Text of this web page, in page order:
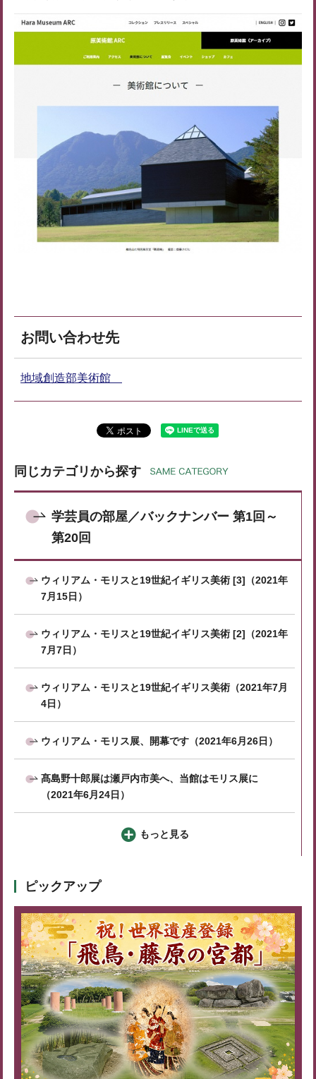
お問い合わせ先
地域創造部美術館
同じカテゴリから探す
学芸員の部屋／バックナンバー 第1回～
第20回
ウィリアム・モリスと19世紀イギリス美術 [3]（2021年
7月15日）
ウィリアム・モリスと19世紀イギリス美術 [2]（2021年
7月7日）
ウィリアム・モリスと19世紀イギリス美術（2021年7月
4日）
ウィリアム・モリス展、開幕です（2021年6月26日）
髙島野十郎展は瀬戸内市美へ、当館はモリス展に
（2021年6月24日）
もっと見る
ピックアップ